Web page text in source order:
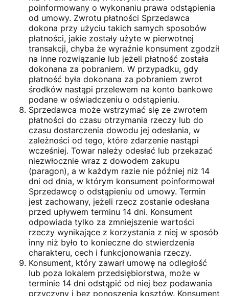
poinformowany o wykonaniu prawa odstąpienia
od umowy. Zwrotu płatności Sprzedawca
dokona przy użyciu takich samych sposobów
płatności, jakie zostały użyte w pierwotnej
transakcji, chyba że wyraźnie konsument zgodził
na inne rozwiązanie lub jeżeli płatność została
dokonana za pobraniem. W przypadku, gdy
płatność była dokonana za pobraniem zwrot
środków nastąpi przelewem na konto bankowe
podane w oświadczeniu o odstąpieniu.
Sprzedawca może wstrzymać się ze zwrotem
płatności do czasu otrzymania rzeczy lub do
czasu dostarczenia dowodu jej odesłania, w
zależności od tego, które zdarzenie nastąpi
wcześniej. Towar należy odesłać lub przekazać
niezwłocznie wraz z dowodem zakupu
(paragon), a w każdym razie nie później niż 14
dni od dnia, w którym konsument poinformował
Sprzedawcę o odstąpieniu od umowy. Termin
jest zachowany, jeżeli rzecz zostanie odesłana
przed upływem terminu 14 dni. Konsument
odpowiada tylko za zmniejszenie wartości
rzeczy wynikające z korzystania z niej w sposób
inny niż było to konieczne do stwierdzenia
charakteru, cech i funkcjonowania rzeczy.
Konsument, który zawarł umowę na odległość
lub poza lokalem przedsiębiorstwa, może w
terminie 14 dni odstąpić od niej bez podawania
przyczyny i bez ponoszenia kosztów. Konsument